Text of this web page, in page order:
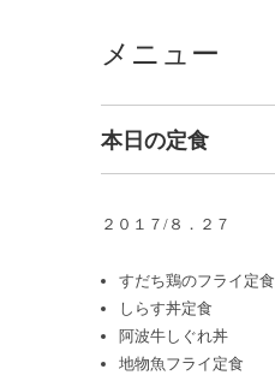
メニュー
本日の定食
２０１７/８．２７
すだち鶏のフライ定食
しらす丼定食
阿波牛しぐれ丼
地物魚フライ定食